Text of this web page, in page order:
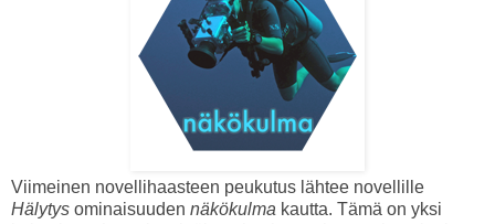
Viimeinen novellihaasteen peukutus lähtee novellille
Hälytys ominaisuuden näkökulma kautta. Tämä on yksi